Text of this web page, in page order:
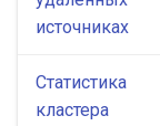
источниках
Статистика
кластера